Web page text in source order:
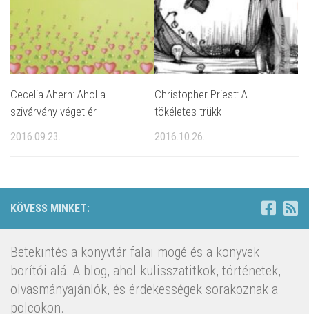
Cecelia Ahern: Ahol a
szivárvány véget ér
2016.09.23.
Christopher Priest: A ​
tökéletes trükk
2016.10.26.
KÖVESS MINKET:
Betekintés a könyvtár falai mögé és a könyvek
borítói alá. A blog, ahol kulisszatitkok, történetek,
olvasmányajánlók, és érdekességek sorakoznak a
polcokon.